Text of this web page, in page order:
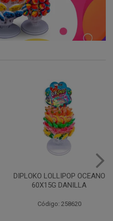
DIPLOKO LOLLIPOP OCEANO
60X15G DANILLA
Código: 258620